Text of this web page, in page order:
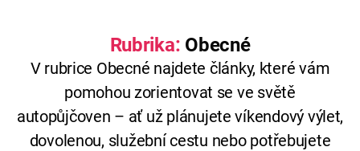
Rubrika: Obecné
V rubrice Obecné najdete články, kterévám
pomohou zorientovat se ve světě
autopůjčoven – ať už plánujetevíkendový výlet,
dovolenou, služebnícestu nebo potřebujete